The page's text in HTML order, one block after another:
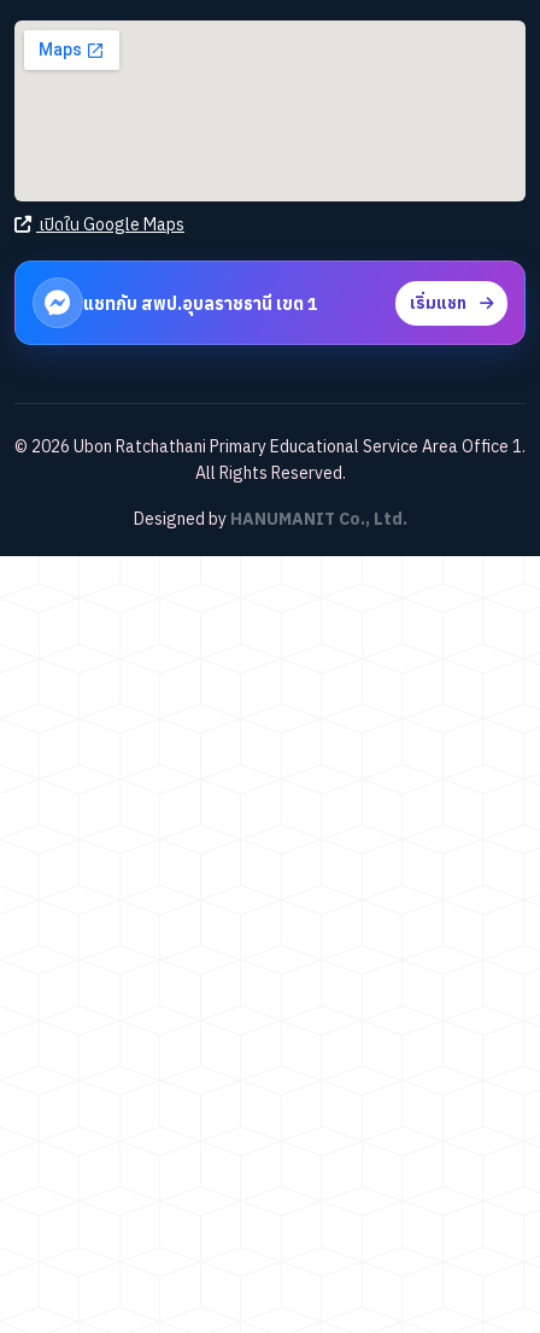
เปิดใน Google Maps
แชทกับ สพป.อุบลราชธานี เขต 1 เริ่มแชท
© 2026 Ubon Ratchathani Primary Educational Service Area Office 1.
All Rights Reserved.
Designed by HANUMANIT Co., Ltd.